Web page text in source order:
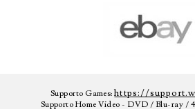
Supporto Games:https://
Supporto Home Video - DVD / Blu-ray /